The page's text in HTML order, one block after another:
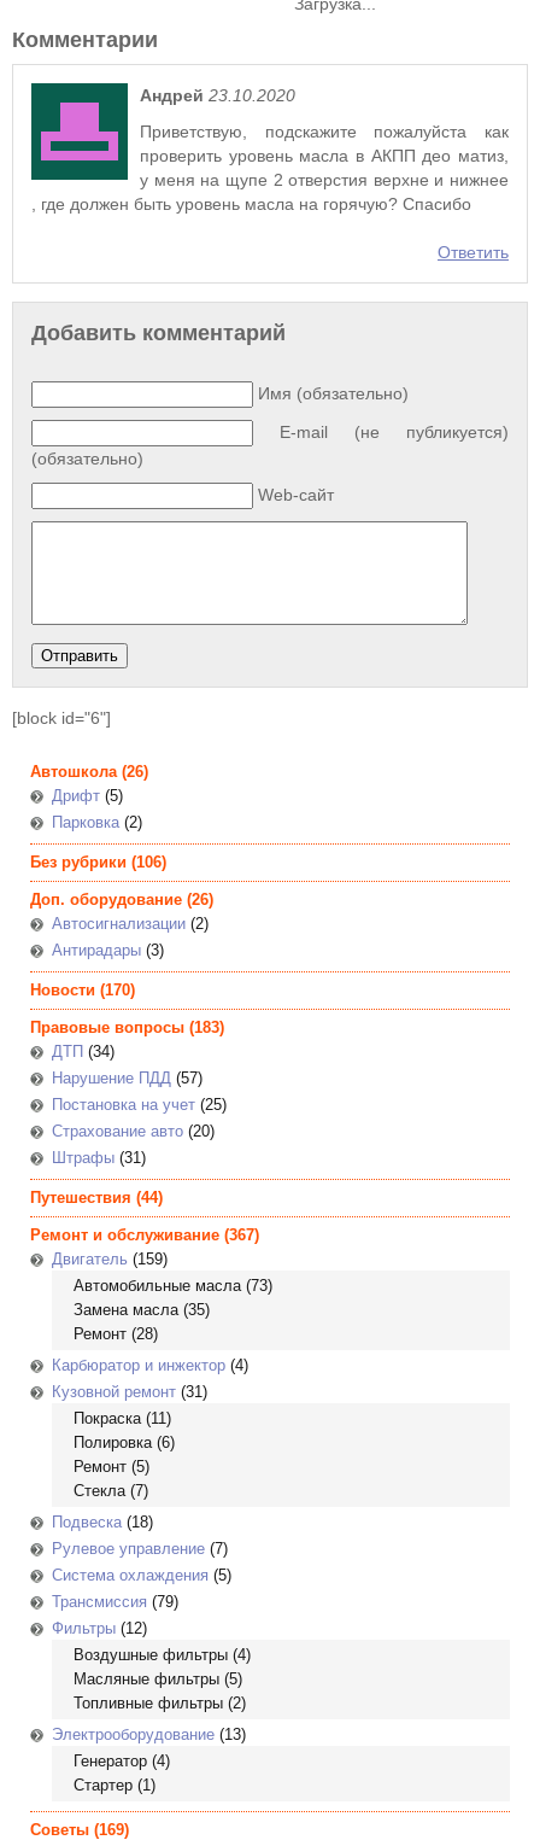
Комментарии
Андрей 23.10.2020
Приветствую, подскажите пожалуйста как
проверить уровень масла в АКПП део матиз,
у меня на щупе 2 отверстия верхне и нижнее
, где должен быть уровень масла на горячую? Спасибо
Ответить
Добавить комментарий
Имя (обязательно)
E-mail (не публикуется)
(обязательно)
Web-сайт
[block id="6"]
Автошкола(26)
Дрифт (5)
Парковка(2)
Без рубрики (106)
Доп. оборудование (26)
Автосигнализации (2)
Антирадары (3)
Новости (170)
Правовые вопросы (183)
ДТП (34)
Нарушение ПДД (57)
Постановка на учет (25)
Страхование авто (20)
Штрафы (31)
Путешествия (44)
Ремонт и обслуживание (367)
Двигатель (159)
Автомобильные масла(73)
Замена масла(35)
Ремонт (28)
Карбюратор и инжектор (4)
Кузовной ремонт (31)
Покраска(11)
Полировка(6)
Ремонт (5)
Стекла(7)
Подвеска(18)
Рулевое управление (7)
Система охлаждения (5)
Трансмиссия (79)
Фильтры (12)
Воздушные фильтры (4)
Масляные фильтры (5)
Топливные фильтры (2)
Электрооборудование (13)
Генератор (4)
Стартер (1)
Советы (169)